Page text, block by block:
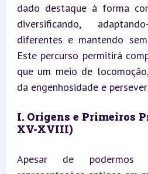
dado destaque à forma
diversificando,
diferentes e mantendo
Este percurso permitirá
que um meio de
da engenhosidade e
I. Origens e Primeiros
XV-XVIII)
Apesar de podermos